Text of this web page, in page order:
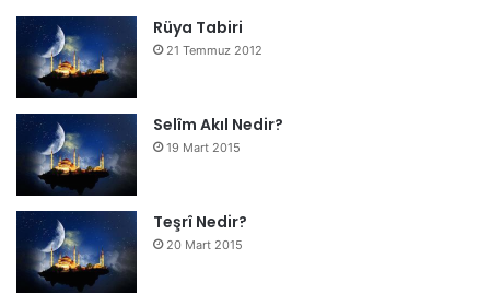
Rüya Tabiri
21 Temmuz 2012
Selîm Akıl Nedir?
19 Mart 2015
Teşrî Nedir?
20 Mart 2015